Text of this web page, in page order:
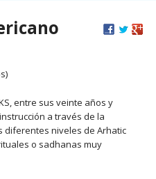
entre sus veinte años y
a través de la
diferentes niveles de Arhatic
o sadhanas muy